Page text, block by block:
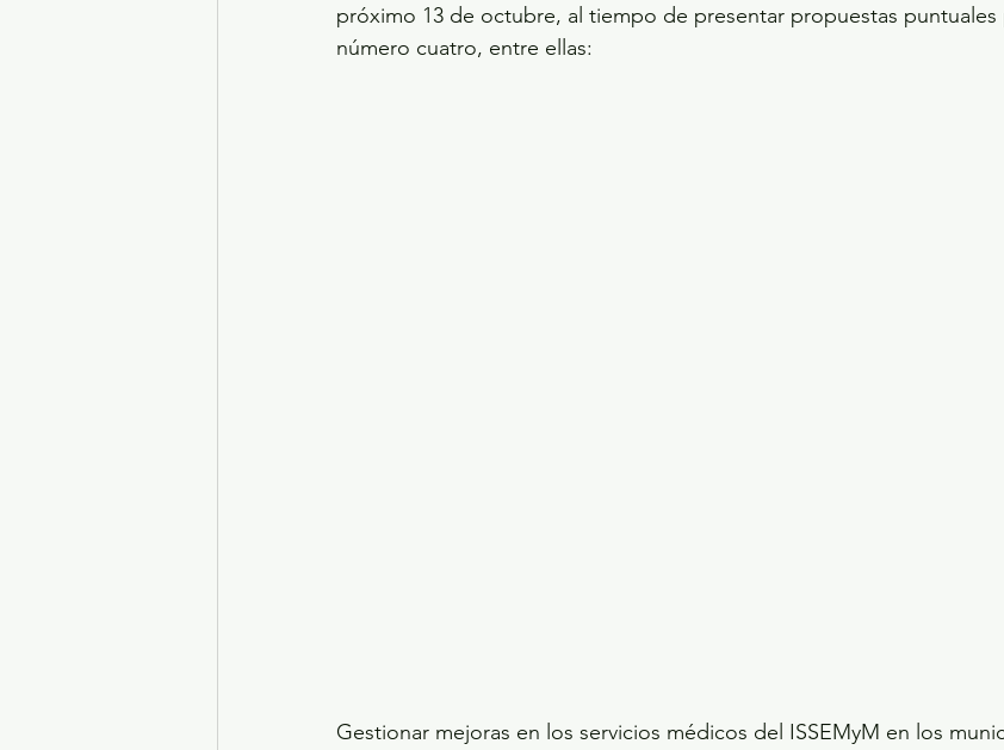
próximo 13 de octubre, al tiempo de presentar propuestas puntuales
número cuatro, entre ellas:
Gestionar mejoras en los servicios médicos del ISSEMyM en los